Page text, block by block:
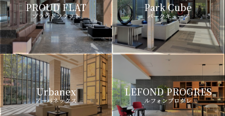
PROUD FLAT
プラウドフラット
Park Cube
パークキューブ
Urbanex
アーバネックス
LEFOND PROGRES
ルフォンプログレ